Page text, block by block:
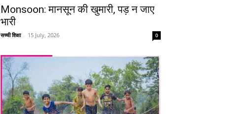
Monsoon: मानसून की खुमारी, पड़ न जाए
भारी
सच्ची शिक्षा - 15 July, 2026 0